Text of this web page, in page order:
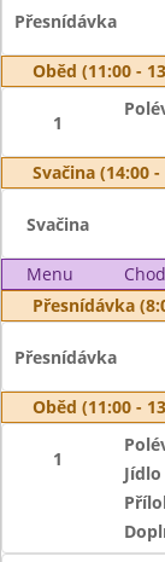
Přesnídávka
Oběd (11:00 -
1
Svačina (14:00 -
Svačina
Menu Chod
Přesnídávka
Přesnídávka
Oběd (11:00 -
1
Jídlo